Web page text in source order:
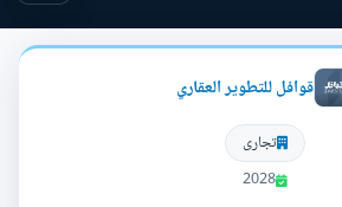
قوافل للتطوير العقاري
تجارى
2028